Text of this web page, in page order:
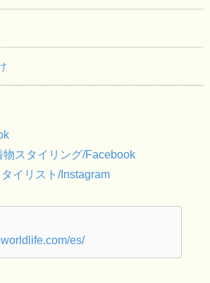
スタイリング/Facebook
イリスト/Instagram
es/